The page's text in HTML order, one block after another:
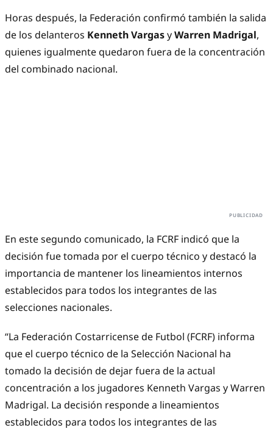
Horas después, la Federación confirmó también la salida
de los delanteros Kenneth VargasyWarren Madrigal,
quienes igualmente quedaron fuera de la concentración
del combinado nacional.
En este segundo comunicado, la FCRF indicó que la
decisión fue tomada por el cuerpo técnico y destacó la
importancia de mantener los lineamientos internos
establecidos para todos los integrantes de las
selecciones nacionales.
“La Federación Costarricense de Futbol (FCRF) informa
que el cuerpo técnico de la Selección Nacional ha
tomado la decisión de dejar fuera de la actual
concentración a los jugadores Kenneth Vargas y Warren
Madrigal. La decisión responde a lineamientos
establecidos para todos los integrantes de las